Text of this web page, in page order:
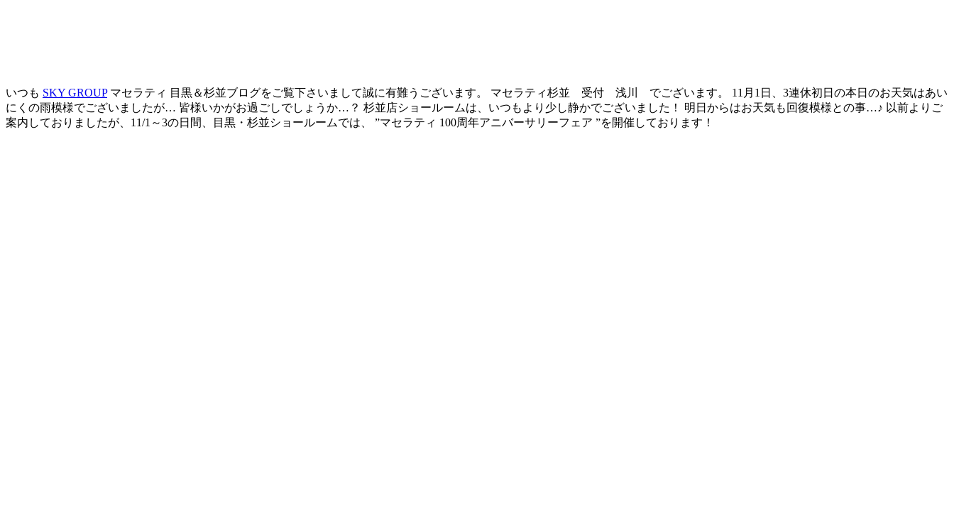
いつも SKY GROUPマセラティ 目黒＆杉並ブログをご覧下さいまして誠に有難うございます。 マセラティ杉並 受付 浅川 でございます。 11月1日、3連休初日の本日のお天気はあい
にくの雨模様でございましたが… 皆様いかがお過ごしでしょうか…？ 杉並店ショールームは、いつもより少し静かでございました！ 明日からはお天気も回復模様との事…♪ 以前よりご
案内しておりましたが、11/1～3の日間、目黒・杉並ショールームでは、 ”マセラティ 100周年アニバーサリーフェア ”を開催しております！